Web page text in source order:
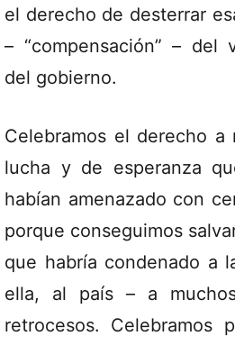
el derecho de desterrar
– “compensación” – del
del gobierno.
Celebramos el derecho a
lucha y de esperanza
habían amenazado con
porque conseguimos
que habría condenado a
ella, al país – a
retrocesos. Celebramos